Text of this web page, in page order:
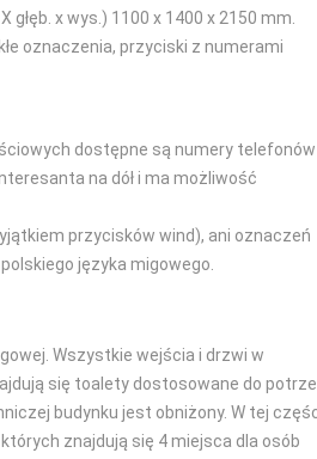
x wys.) 1100 x 1400 x 2150 mm.
oznaczenia, przyciski z numerami
dostępne są numery telefonów
na dół i ma możliwość
przycisków wind), ani oznaczeń
języka migowego.
Wszystkie wejścia i drzwi w
się toalety dostosowane do
budynku jest obniżony. W tej
znajdują się 4 miejsca dla osób